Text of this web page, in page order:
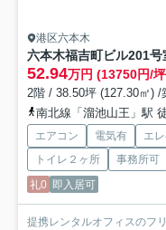
港区六本木
六本木福吉町ビル201号
52.94万円 (13750円/
2階 / 38.50坪 (127.30㎡) /
南北線「溜池山王」駅
エアコン 電気有 エ
トイレ２ヶ所
事務所可
礼0 即入居可
提携レンタルオフィスのフ